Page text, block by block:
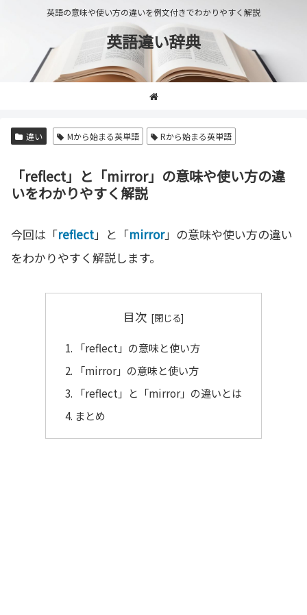
英語の意味や使い方の違いを例文付きでわかりやすく解説
英語違い辞典
違い Mから始まる英単語 Rから始まる英単語
「reflect」と「mirror」の意味や使い方の違
いをわかりやすく解説
今回は「reflect」と「mirror」の意味や使い方の違い
をわかりやすく解説します。
目次
「reflect」の意味と使い方
「mirror」の意味と使い方
「reflect」と「mirror」の違いとは
まとめ